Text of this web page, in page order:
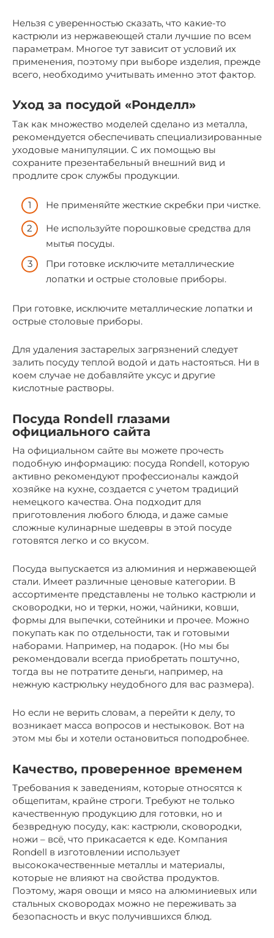
Нельзя с уверенностью сказать, что какие-то
кастрюли из нержавеющей стали лучшие по всем
параметрам. Многое тут зависит от условий их
применения, поэтому при выборе изделия, прежде
всего, необходимо учитывать именно этот фактор.
Уход за посудой «Ронделл»
Так как множество моделей сделано из металла,
рекомендуется обеспечивать специализированные
уходовые манипуляции. С их помощью вы
сохраните презентабельный внешний вид и
продлите срок службы продукции.
Не применяйте жесткие скребки при чистке.
Не используйте порошковые средства для
мытья посуды.
При готовке исключите металлические
лопатки и острые столовые приборы.
При готовке, исключите металлические лопатки и
острые столовые приборы.
Для удаления застарелых загрязнений следует
залить посуду теплой водой и дать настояться. Ни в
коем случае не добавляйте уксус и другие
кислотные растворы.
Посуда Rondell глазами
официального сайта
На официальном сайте вы можете прочесть
подобную информацию: посуда Rondell, которую
активно рекомендуют профессионалы каждой
хозяйке на кухне, создается с учетом традиций
немецкого качества. Она подходит для
приготовления любого блюда, и даже самые
сложные кулинарные шедевры в этой посуде
готовятся легко и со вкусом.
Посуда выпускается из алюминия и нержавеющей
стали. Имеет различные ценовые категории. В
ассортименте представлены не только кастрюли и
сковородки, но и терки, ножи, чайники, ковши,
формы для выпечки, сотейники и прочее. Можно
покупать как по отдельности, так и готовыми
наборами. Например, на подарок. (Но мы бы
рекомендовали всегда приобретать поштучно,
тогда вы не потратите деньги, например, на
нежную кастрюльку неудобного для вас размера).
Но если не верить словам, а перейти к делу, то
возникает масса вопросов и нестыковок. Вот на
этом мы бы и хотели остановиться поподробнее.
Качество, проверенное временем
Требования к заведениям, которые относятся к
общепитам, крайне строги. Требуют не только
качественную продукцию для готовки, но и
безвредную посуду, как: кастрюли, сковородки,
ножи – всё, что прикасается к еде. Компания
Rondell в изготовлении использует
высококачественные металлы и материалы,
которые не влияют на свойства продуктов.
Поэтому, жаря овощи и мясо на алюминиевых или
стальных сковородах можно не переживать за
безопасность и вкус получившихся блюд.